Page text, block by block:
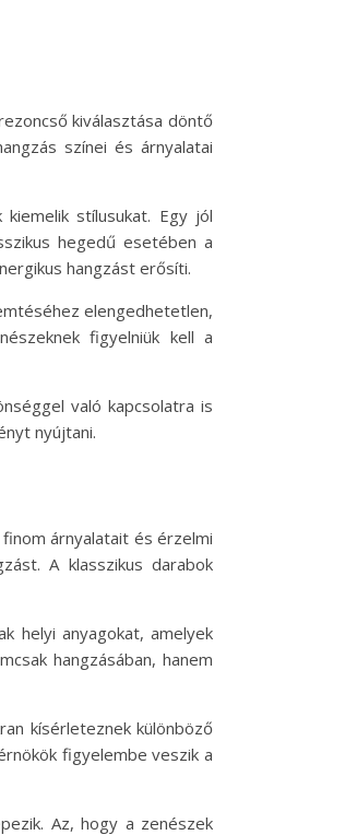
kiválasztása döntő
színei és árnyalatai
stílusukat. Egy jól
hegedű esetében a
hangzást erősíti.
elengedhetetlen,
figyelniük kell a
való kapcsolatra is
nyújtani.
árnyalatait és érzelmi
A klasszikus darabok
helyi anyagokat, amelyek
hangzásában, hanem
kísérleteznek különböző
figyelembe veszik a
Az, hogy a zenészek